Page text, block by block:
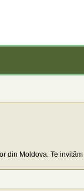
din Moldova. Te